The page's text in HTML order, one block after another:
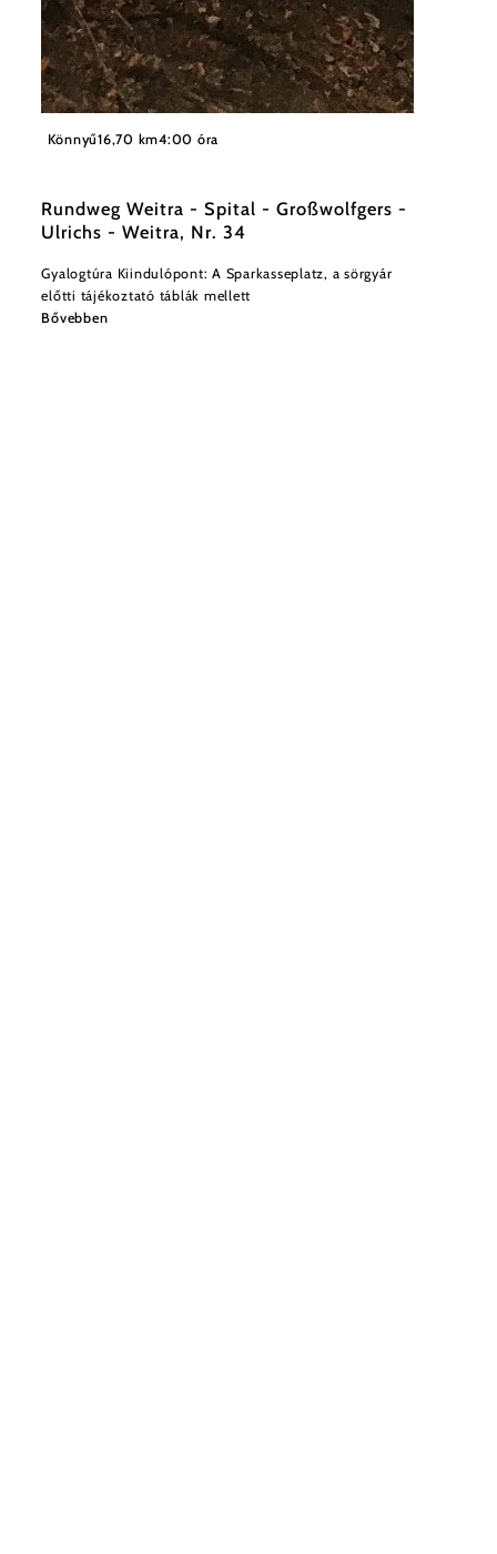
©
Stadtgemeinde Weitra
Könnyű16,70 km4:00 óra
Rundweg Weitra - Spital - Großwolfgers -
Ulrichs - Weitra, Nr. 34
Gyalogtúra Kiindulópont: A Sparkasseplatz, a sörgyár
előtti tájékoztató táblák mellett
Bővebben